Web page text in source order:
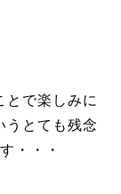
とで楽しみに
うとても残念
・・・